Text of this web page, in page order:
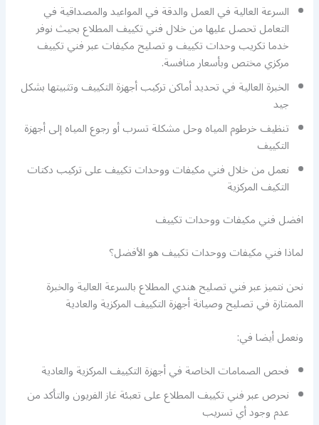
السرعة العالية في العمل والدقة في المواعيد والمصداقية في
التعامل تحصل عليها من خلال فني تكييف المطلاع بحيث نوفر
خدما تكريب وحدات تكييف و تصليح مكيفات عبر فني تكييف
مركزي مختص وبأسعار منافسة.
الخبرة العالية في تحديد أماكن تركيب أجهزة التكييف وتثبيتها بشكل
جيد
تنظيف خرطوم المياه وحل مشكلة تسرب أو رجوع المياه إلى أجهزة
التكييف
نعمل من خلال فني مكيفات ووحدات تكييف على تركيب دكتات
التكيف المركزية
افضل فني مكيفات ووحدات تكييف
لماذا فني مكيفات ووحدات تكييف هو الأفضل؟
نحن نتميز عبر فني تصليح هندي المطلاع بالسرعة العالية والخبرة
الممتازة في تصليح وصيانة أجهزة التكييف المركزية والعادية
ونعمل أيضا في:
فحص الصمامات الخاصة في أجهزة التكييف المركزية والعادية
نحرص عبر فني تكييف المطلاع على تعبئة غاز الفريون والتأكد من
عدم وجود أي تسريب